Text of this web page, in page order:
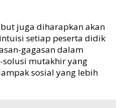
juga diharapkan akan
setiap peserta didik
gagasan dalam
solusi mutakhir yang
sosial yang lebih